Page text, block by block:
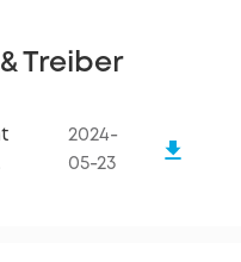
Treiber
2024-
05-23